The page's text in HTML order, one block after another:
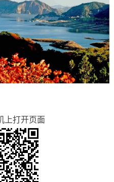
上打开页面